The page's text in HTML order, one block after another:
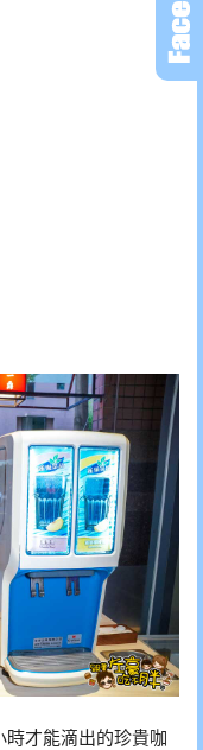
才能滴出的珍貴咖